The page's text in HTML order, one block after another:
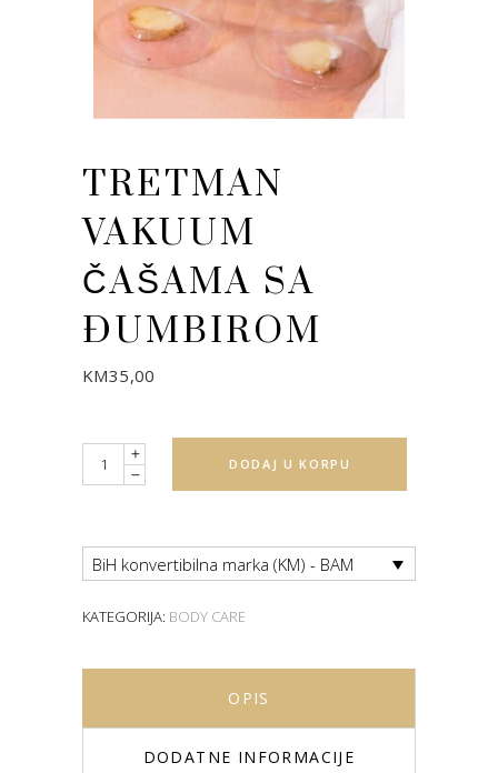
TRETMAN
VAKUUM
ČAŠAMA SA
ĐUMBIROM
KM35,00
Quantity DODAJ U KORPU
BiH konvertibilna marka (KM) - BAM
KATEGORIJA: BODY CARE
OPIS
DODATNE INFORMACIJE